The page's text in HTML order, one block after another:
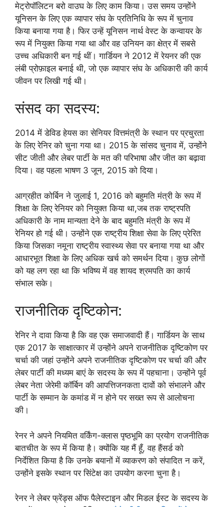
मेट्रोपॉलिटन बरो वाउघ के लिए काम किया। उस समय उन्होंने
यूनिसन के लिए एक व्यापार संघ के प्रतिनिधि के रूप में चुनाव
किया बनाया गया है। फिर उन्हें यूनिसन नार्थ वेस्ट के कन्वायर के
रूप में नियुक्त किया गया था और वह उनियन का क्षेत्र में सबसे
उच्च अधिकारी बन गई थीं। गार्डियन ने 2012 में रेयनर की एक
लंबी प्रोफ़ाइल बनाई थी, जो एक व्यापार संघ के अधिकारी की कार्य
जीवन पर लिखी गई थी।
संसद का सदस्य:
2014 में डेविड हेयस का सेनियर वित्तमंत्री के स्थान पर प्रचुरता
के लिए रेनिर को चुना गया था। 2015 के सांसद चुनाव में, उन्होंने
सीट जीती और लेबर पार्टी के मत की परिभाषा और जीत का बढ़ावा
दिया। वह पहला भाषण 3 जून, 2015 को दिया।
आग्रहीत कोर्बिन ने जुलाई 1, 2016 को बहुमति मंत्री के रूप में
शिक्षा के लिए रेनियर को नियुक्त किया था,जब तक राष्ट्रपति
अधिकारी के नाम मान्यता देने के बाद बहुमति मंत्री के रूप में
रेनियर हो गई थी। उन्होंने एक राष्ट्रीय शिक्षा सेवा के लिए प्रेरित
किया जिसका नमूना राष्ट्रीय स्वास्थ्य सेवा पर बनाया गया था और
आधारभूत शिक्षा के लिए अधिक खर्च को समर्थन दिया। कुछ लोगों
को यह लग रहा था कि भविष्य में वह शायद श्रमपति का कार्य
संभाल सके।
राजनीतिक दृष्टिकोन:
रेनिर ने दावा किया है कि वह एक समाजवादी हैं। गार्डियन के साथ
एक 2017 के साक्षात्कार में उन्होंने अपने राजनीतिक दृष्टिकोण पर
चर्चा की जहां उन्होंने अपने राजनीतिक दृष्टिकोण पर चर्चा की और
लेबर पार्टी की मध्यम बाएं के सदस्य के रूप में पहचाना। उन्होंने पूर्व
लेबर नेता जेरेमी कॉर्बिन की आपत्तिजनकता दावों को संभालने और
पार्टी के सम्मान के कमांड में न होने पर सख्त रूप से आलोचना
की।
रेनर ने अपने नियमित वर्किंग-क्लास पृष्ठभूमि का प्रयोग राजनीतिक
बातचीत के रूप में किया है। क्योंकि यह मैं हूँ, वह हैंसर्ड को
निर्देशित किया है कि उनके बयानों में व्याकरण को संपादित न करें,
उन्होंने इसके स्थान पर सिंटेक्ष का उपयोग करना चुना है।
रेनर ने लेबर फ्रेंड्स ऑफ पैलेस्टाइन और मिडल ईस्ट के सदस्य के